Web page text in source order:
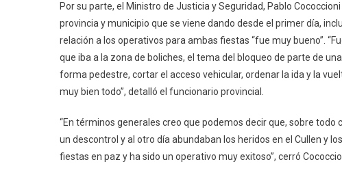
Por su parte, el Ministro de Justicia y Seguridad, Pablo
provincia y municipio que se viene dando desde el primer día,
relación a los operativos para ambas fiestas “fue muy bueno”.
que iba a la zona de boliches, el tema del bloqueo de parte de
forma pedestre, cortar el acceso vehicular, ordenar la ida y la
muy bien todo”, detalló el funcionario provincial.
“En términos generales creo que podemos decir que, sobre
un descontrol y al otro día abundaban los heridos en el Cullen y
fiestas en paz y ha sido un operativo muy exitoso”, cerró